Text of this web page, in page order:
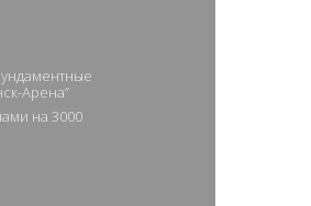
Арена”
на 3000